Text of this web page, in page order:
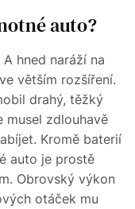
auto?
hned naráží na
větším rozšíření.
drahý, těžký
musel zdlouhavě
Kromě baterií
auto je prostě
Obrovský výkon
otáček mu